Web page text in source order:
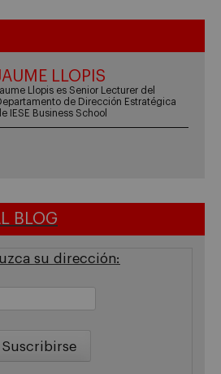
LLOPIS
Llopis es Senior Lecturer del
de Dirección Estratégica
IESE Business School
BLOG
su dirección: